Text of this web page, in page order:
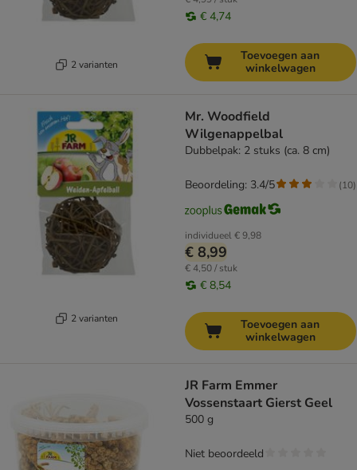
2 varianten
€ 4,74
Toevoegen aan
winkelwagen
2 varianten
Mr. Woodfield
Wilgenappelbal
Dubbelpak: 2 stuks (ca. 8 cm)
individueel€ 9,98
€ 8,99
€ 4,50 / stuk
€ 8,54
Beoordeling: 3.4/5 (10)
Toevoegen aan
winkelwagen
JR Farm Emmer
Vossenstaart Gierst Geel
500 g
Niet beoordeeld